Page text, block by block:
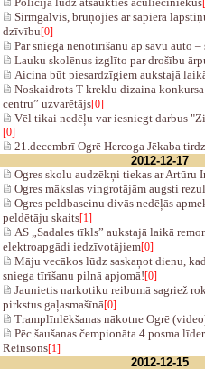
Sirmgalvis, bruņojies ar sapiera
dzīvību[0]
Par sniega nenotīrīšanu ap savu auto
Lauku skolēnus izglīto par drošību
Aicina būt piesardzīgiem aukstajā
Noskaidrots T-kreklu dizaina
centru” uzvarētājs[0]
Vēl tikai nedēļu var iesniegt darbus
[0]
21.decembrī Ogrē Hercoga Jēkaba
2012-12-17
Ogres skolu audzēkņi tiekas ar Artūru
Ogres mākslas vingrotājām augsti
Ogres peldbaseinu divās nedēļās
peldētāju skaits[1]
AS „Sadales tīkls” aukstajā laikā
elektroapgādi iedzīvotājiem[0]
Māju vecākos lūdz saskaņot dienu,
sniega tīrīšanu pilnā apjomā![0]
Jaunietis narkotiku reibumā sagriež
pirkstus gaļasmašīnā[0]
Tramplīnlēkšanas nākotne Ogrē
Pēc šaušanas čempionāta 4.posma
Reinsons[1]
2012-12-15